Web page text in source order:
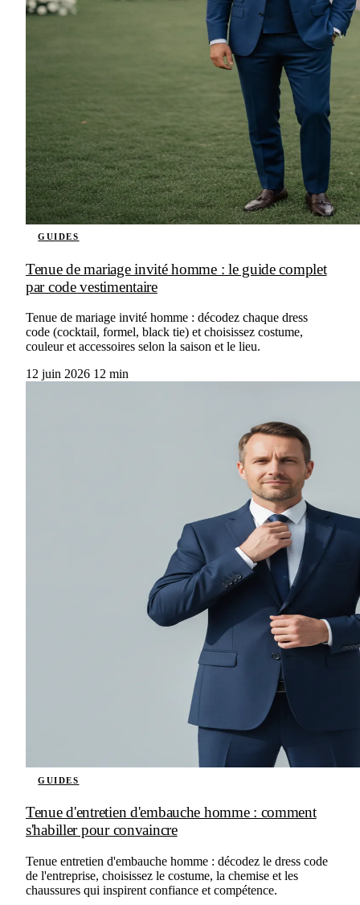
GUIDES
Tenue de mariage invité homme : le guide complet
par code vestimentaire
Tenue de mariage invité homme : décodez chaque dress
code (cocktail, formel, black tie) et choisissez costume,
couleur et accessoires selon la saison et le lieu.
12 juin 2026 12 min
GUIDES
Tenue d'entretien d'embauche homme : comment
s'habiller pour convaincre
Tenue entretien d'embauche homme : décodez le dress code
de l'entreprise, choisissez le costume, la chemise et les
chaussures qui inspirent confiance et compétence.